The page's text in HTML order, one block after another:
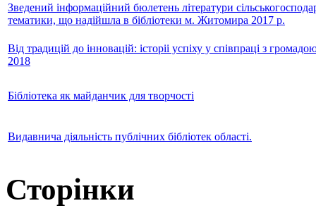
Зведений інформаційний бюлетень літератури
тематики, що надійшла в бібліотеки м. Житомира 2017 р.
Від традицій до інновацій: історіі успіху у співпраці з
2018
Бібліотека як майданчик для творчості
Видавнича діяльність публічних бібліотек області.
Сторінки